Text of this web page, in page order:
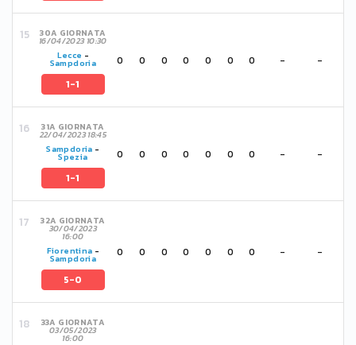
30A GIORNATA
16/04/2023 10:30
Lecce -
Sampdoria
1-1
0 0 0 0 0 0 0 - -
31A GIORNATA
22/04/2023 18:45
Sampdoria -
Spezia
1-1
0 0 0 0 0 0 0 - -
32A GIORNATA
30/04/2023
16:00
Fiorentina -
Sampdoria
5-0
0 0 0 0 0 0 0 - -
33A GIORNATA
03/05/2023
16:00